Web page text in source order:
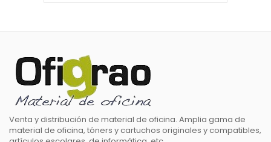
Venta y distribución de material de oficina. Amplia gama de
material de oficina, tóners y cartuchos originales y compatibles,